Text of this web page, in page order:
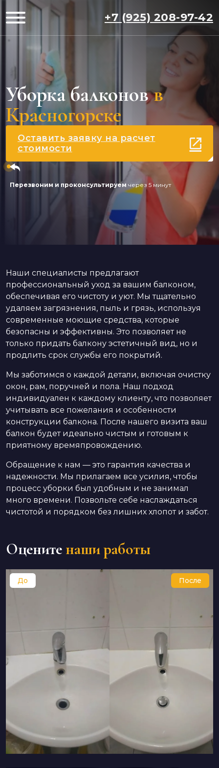
+7 (925) 208-97-42
Уборка балконовв
Красногорске
Оставить заявку на расчет
стоимости
Перезвоним и проконсультируем через 5 минут
Наши специалисты предлагают
профессиональный уход за вашим балконом,
обеспечивая его чистоту и уют. Мы тщательно
удаляем загрязнения, пыль и грязь, используя
современные моющие средства, которые
безопасны и эффективны. Это позволяет не
только придать балкону эстетичный вид, но и
продлить срок службы его покрытий.
Мы заботимся о каждой детали, включая очистку
окон, рам, поручней и пола. Наш подход
индивидуален к каждому клиенту, что позволяет
учитывать все пожелания и особенности
конструкции балкона. После нашего визита ваш
балкон будет идеально чистым и готовым к
приятному времяпровождению.
Обращение к нам — это гарантия качества и
надежности. Мы прилагаем все усилия, чтобы
процесс уборки был удобным и не занимал
много времени. Позвольте себе наслаждаться
чистотой и порядком без лишних хлопот и забот.
Оцените наши работы